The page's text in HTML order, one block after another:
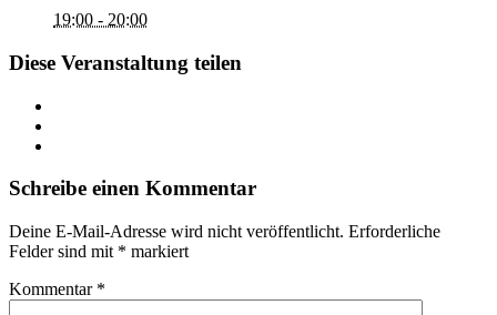
19:00 - 20:00
Diese Veranstaltung teilen
Schreibe einen Kommentar
Deine E-Mail-Adresse wird nicht veröffentlicht. Erforderliche
Felder sind mit * markiert
Kommentar *